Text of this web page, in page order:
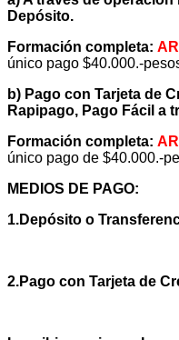
Depósito.
Formación completa:
único pago $40.000.-
b) Pago con Tarjeta de
Rapipago, Pago Fácil a
Formación completa:
único pago de $40.000.-
MEDIOS DE PAGO:
1.Depósito o
2.Pago con Tarjeta de